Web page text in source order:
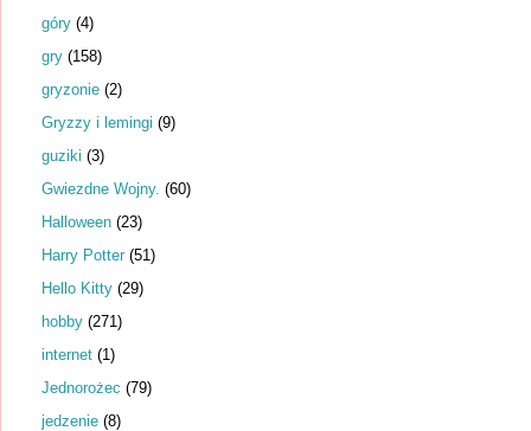
góry (4)
gry (158)
gryzonie (2)
Gryzzy i lemingi (9)
guziki (3)
Gwiezdne Wojny. (60)
Halloween (23)
Harry Potter (51)
Hello Kitty (29)
hobby (271)
internet (1)
Jednorożec (79)
jedzenie (8)